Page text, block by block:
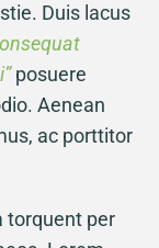
Duis lacus
posuere
Aenean
ac porttitor
torquent per